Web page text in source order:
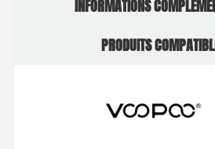
INFORMATIONS
PRODUITS